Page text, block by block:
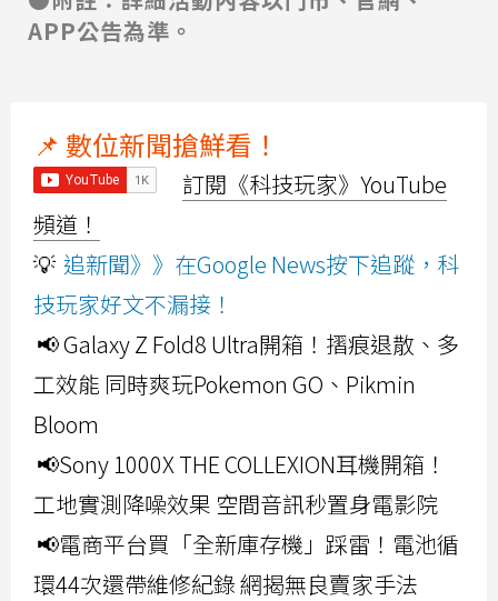
APP公告為準。
📌 數位新聞搶鮮看！
訂閱《科技玩家》YouTube
頻道！
💡 追新聞》》在Google News按下追蹤，科
技玩家好文不漏接！
📢 Galaxy Z Fold8 Ultra開箱！摺痕退散、多
工效能 同時爽玩Pokemon GO、Pikmin
Bloom
📢Sony 1000X THE COLLEXION耳機開箱！
工地實測降噪效果 空間音訊秒置身電影院
📢電商平台買「全新庫存機」踩雷！電池循
環44次還帶維修紀錄 網揭無良賣家手法